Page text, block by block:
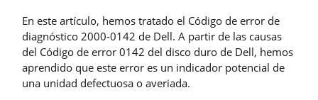
En este artículo, hemos tratado el Código de error de
diagnóstico 2000-0142 de Dell. A partir de las causas
del Código de error 0142 del disco duro de Dell, hemos
aprendido que este error es un indicador potencial de
una unidad defectuosa o averiada.